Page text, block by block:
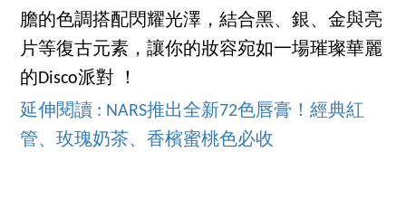
膽的色調搭配閃耀光澤，結合黑、銀、金與亮
片等復古元素，讓你的妝容宛如一場璀璨華麗
的Disco派對 ！
延伸閱讀 : NARS推出全新72色唇膏！經典紅
管、玫瑰奶茶、香檳蜜桃色必收